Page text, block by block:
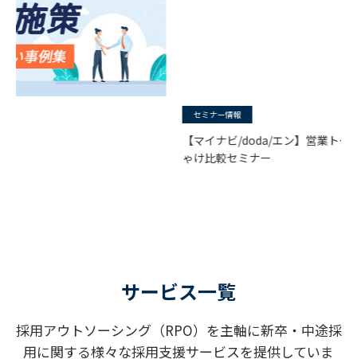
【マイナビ/doda/エン】営業トーク抜きの強み・弱みぶっち
サービス一覧
採用アウトソーシング（RPO）を主軸に新卒・中途採
用に関する様々な採用支援サービスを提供していま